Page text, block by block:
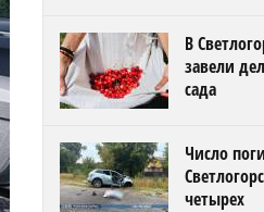
В
завели
сада
Число
четырех